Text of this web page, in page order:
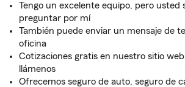
Tengo un excelente equipo, pero usted
preguntar por mí
También puede enviar un mensaje de
oficina
Cotizaciones gratis en nuestro sitio
llámenos
Ofrecemos seguro de auto, seguro de